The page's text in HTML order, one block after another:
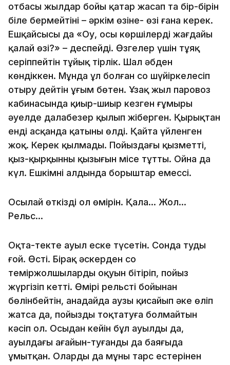
отбасы жылдар бойы қатар жасап та бір-бірін
біле бермейтіні – әркім өзіне- өзі ғана керек.
Ешқайсысы да «Оу, осы көршілердің жағдайы
қалай өзі?» – деспейді. Өзгелер үшін тұяқ
серіппейтін тұйық тірлік. Шал әбден
көндіккен. Мұнда ұл болған соң шүйіркелесіп
отыру дейтін ұғым бөтен. Ұзақ жыл паровоз
кабинасында қиыр-шиыр кезген ғұмыры
әуелде далабезер қылып жіберген. Қырықтан
енді асқанда қатыны өлді. Қайта үйленген
жоқ. Керек қылмады. Пойыздағы қызметті,
қыз-қырқынның қызығын місе тұтты. Ойна да
күл. Ешкімнің алдында борыштар емессің.
Осылай өткізді ол өмірін. Қала… Жол…
Рельс…
Оқта-текте ауыл еске түсетін. Сонда туды
ғой. Өсті. Бірақ әскерден соң
теміржолшылардың оқуын бітіріп, пойыз
жүргізіп кетті. Өмірі рельстің бойынан
бөлінбейтін, анадайда аузы қисайып әкең өліп
жатса да, пойызды тоқтатуға болмайтын
кәсіп ол. Осыдан кейін бұл ауылды да,
ауылдағы ағайын-туғанды да баяғыда
ұмытқан. Олардың да мұны тарс естерінен